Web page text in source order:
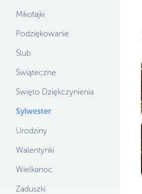
Mikołajki
Podziękowanie
Ślub
Świąteczne
Święto Dziękczynienia
Sylwester
Urodziny
Walentynki
Wielkanoc
Zaduszki